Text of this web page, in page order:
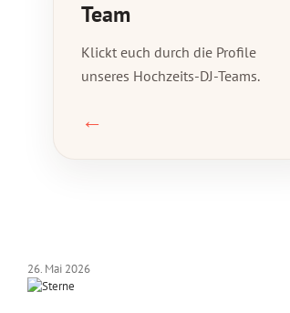
Team
Klickt euch durch die Profile
unseres Hochzeits-DJ-Teams.
←
26. Mai 2026